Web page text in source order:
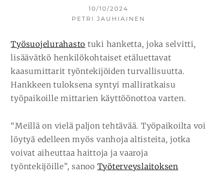
KIRJOITETTU
10/10/2024
KIRJOITTAJA
PETRI JAUHIAINEN
Työsuojelurahasto tuki hanketta, joka selvitti,
lisäävätkö henkilökohtaiset etäluettavat
kaasumittarit työntekijöiden turvallisuutta.
Hankkeen tuloksena syntyi malliratkaisu
työpaikoille mittarien käyttöönottoa varten.
“Meillä on vielä paljon tehtävää. Työpaikoilta voi
löytyä edelleen myös vanhoja altisteita, jotka
voivat aiheuttaa haittoja ja vaaroja
työntekijöille”, sanoo Työterveyslaitoksen